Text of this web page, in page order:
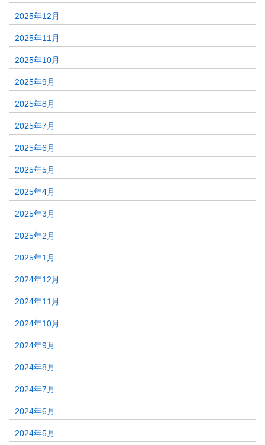
2025年12月
2025年11月
2025年10月
2025年9月
2025年8月
2025年7月
2025年6月
2025年5月
2025年4月
2025年3月
2025年2月
2025年1月
2024年12月
2024年11月
2024年10月
2024年9月
2024年8月
2024年7月
2024年6月
2024年5月